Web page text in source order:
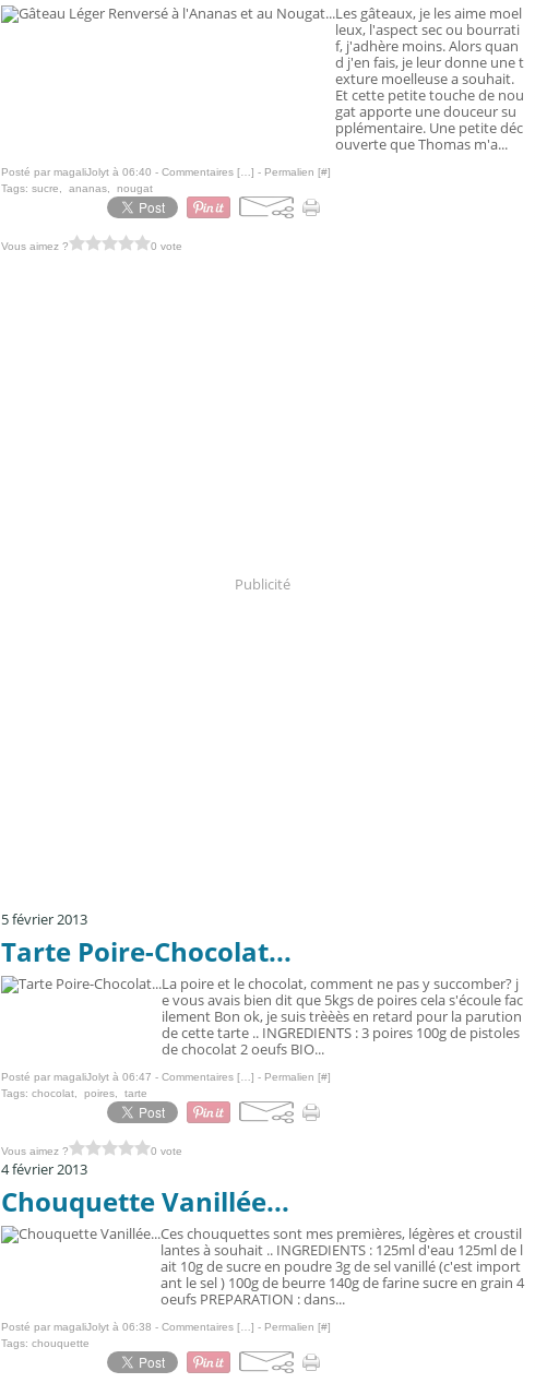
Les gâteaux, je les aime moel
leux, l'aspect sec ou bourrati
f, j'adhère moins. Alors quan
d j'en fais, je leur donne une t
exture moelleuse a souhait.
Et cette petite touche de nou
gat apporte une douceur su
pplémentaire. Une petite déc
ouverte que Thomas m'a...
Posté par magaliJolyt à 06:40 - Commentaires [ ] - Permalien [#]
Tags: sucre ananas nougat
Vous aimez ? 0 vote
Publicité
5 février 2013
Tarte Poire-Chocolat...
La poire et le chocolat, comment ne pas y succomber? j
e vous avais bien dit que 5kgs de poires cela s'écoule fac
ilement Bon ok, je suis trèèès en retard pour la parution
de cette tarte .. INGREDIENTS : 3 poires 100g de pistoles
de chocolat 2 oeufs BIO...
Posté par magaliJolyt à 06:47 - Commentaires [ ] - Permalien [#]
Tags: chocolat poires tarte
Vous aimez ? 0 vote
4 février 2013
Chouquette Vanillée...
Ces chouquettes sont mes premières, légères et croustil
lantes à souhait .. INGREDIENTS : 125ml d'eau 125ml de l
ait 10g de sucre en poudre 3g de sel vanillé (c'est import
ant le sel ) 100g de beurre 140g de farine sucre en grain 4
oeufs PREPARATION : dans...
Posté par magaliJolyt à 06:38 - Commentaires [ ] - Permalien [#]
Tags: chouquette